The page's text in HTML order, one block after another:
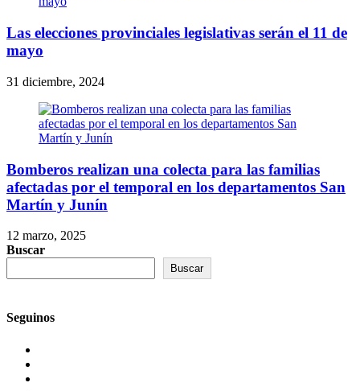
Las elecciones provinciales legislativas serán el 11 de
mayo
31 diciembre, 2024
Bomberos realizan una colecta para las familias
afectadas por el temporal en los departamentos San
Martín y Junín
12 marzo, 2025
Buscar
Buscar
Seguinos